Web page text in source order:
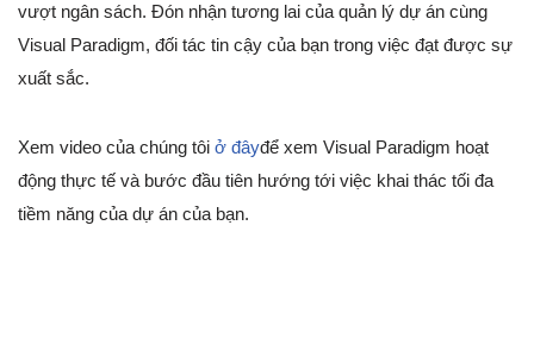
vượt ngân sách. Đón nhận tương lai của quản lý dự án cùng
Visual Paradigm, đối tác tin cậy của bạn trong việc đạt được sự
xuất sắc.
Xem video của chúng tôi ở đâyđể xem Visual Paradigm hoạt
động thực tế và bước đầu tiên hướng tới việc khai thác tối đa
tiềm năng của dự án của bạn.